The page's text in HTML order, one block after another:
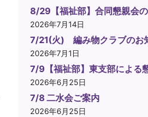
8/29【福祉部】合同懇親会
2026年7月14日
7/21(火) 編み物クラブのお
2026年7月1日
7/9【福祉部】東支部による
2026年6月25日
7/8 二水会ご案内
2026年6月25日